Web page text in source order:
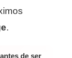
.
de ser